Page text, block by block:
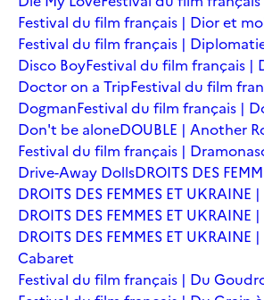
Festival du film français | Dior et
Festival du film français |
Disco BoyFestival du film français |
Doctor on a TripFestival du film
DogmanFestival du film français |
Don't be aloneDOUBLE | Another
Festival du film français |
Drive-Away DollsDROITS DES
DROITS DES FEMMES ET UKRAINE
DROITS DES FEMMES ET UKRAINE
DROITS DES FEMMES ET UKRAINE
Cabaret
Festival du film français | Du